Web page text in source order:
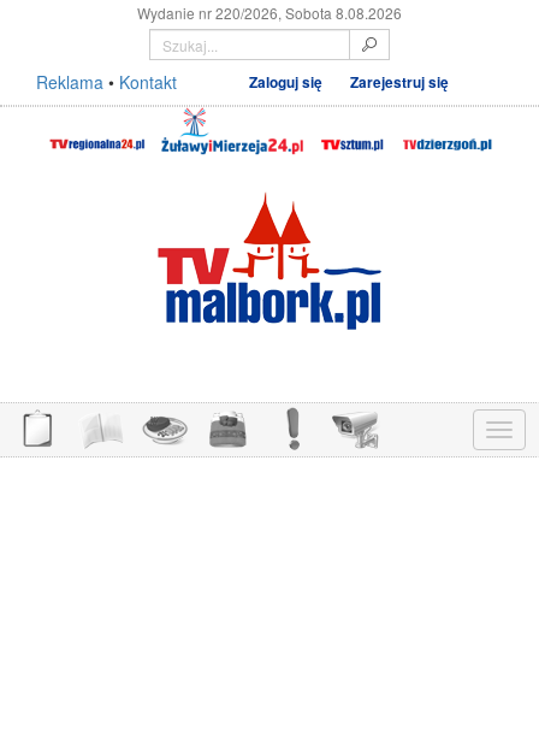
Wydanie nr 220/2026, Sobota 8.08.2026
Reklama • Kontakt Zaloguj się Zarejestruj się
Menu